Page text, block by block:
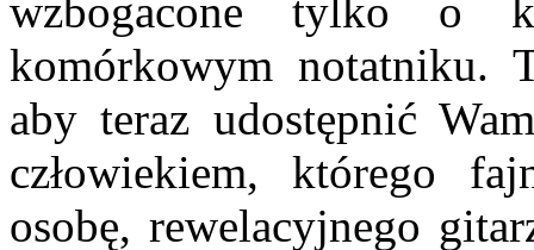
wzbogacone tylko o
komórkowym notatniku.
aby teraz udostępnić
człowiekiem, którego
osobę, rewelacyjnego